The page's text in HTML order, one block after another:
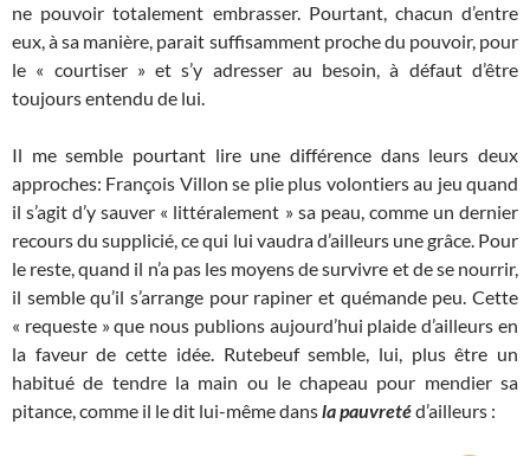
ne pouvoir totalement embrasser. Pourtant, chacun d’entre
eux, à sa manière, parait suffisamment proche du pouvoir, pour
le « courtiser » et s’y adresser au besoin, à défaut d’être
toujours entendu de lui.
Il me semble pourtant lire une différence dans leurs deux
approches: François Villon se plie plus volontiers au jeu quand
il s’agit d’y sauver « littéralement » sa peau, comme un dernier
recours du supplicié, ce qui lui vaudra d’ailleurs une grâce. Pour
le reste, quand il n’a pas les moyens de survivre et de se nourrir,
il semble qu’il s’arrange pour rapiner et quémande peu. Cette
« requeste » que nous publions aujourd’hui plaide d’ailleurs en
la faveur de cette idée. Rutebeuf semble, lui, plus être un
habitué de tendre la main ou le chapeau pour mendier sa
pitance, comme il le dit lui-même dansla pauvretéd’ailleurs :